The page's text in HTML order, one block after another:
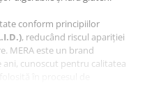
conform principiilor
, reducând riscul apariției
MERA este un brand
ani, cunoscut pentru calitatea